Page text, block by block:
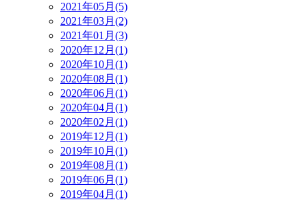
2021年05月(5)
2021年03月(2)
2021年01月(3)
2020年12月(1)
2020年10月(1)
2020年08月(1)
2020年06月(1)
2020年04月(1)
2020年02月(1)
2019年12月(1)
2019年10月(1)
2019年08月(1)
2019年06月(1)
2019年04月(1)